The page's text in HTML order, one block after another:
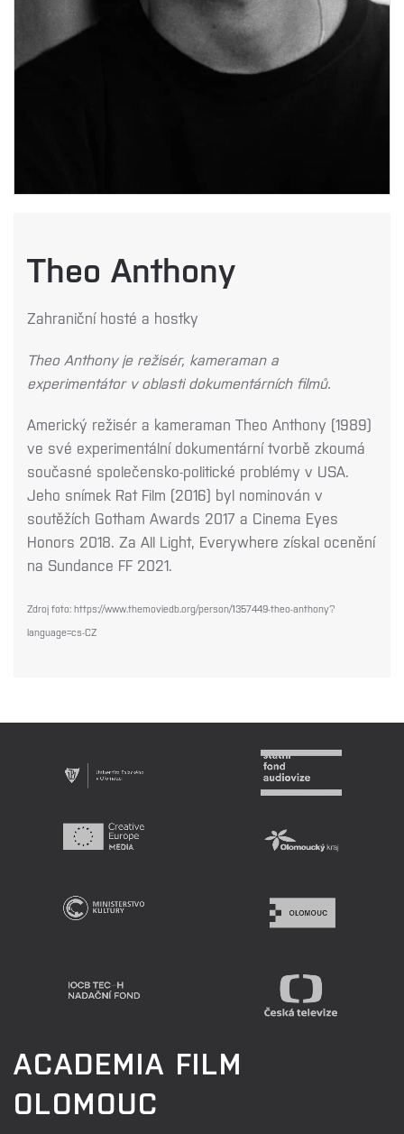
Theo Anthony
Zahraniční hosté a hostky
Theo Anthony je režisér, kameraman a
experimentátor v oblasti dokumentárních filmů.
Americký režisér a kameraman Theo Anthony (1989)
ve své experimentální dokumentární tvorbě zkoumá
současné společensko-politické problémy v USA.
Jeho snímek Rat Film (2016) byl nominován v
soutěžích Gotham Awards 2017 a Cinema Eyes
Honors 2018. Za All Light, Everywhere získal ocenění
na Sundance FF 2021.
Zdroj foto: https://www.themoviedb.org/person/1357449-theo-anthony?
language=cs-CZ
ACADEMIA FILM
OLOMOUC